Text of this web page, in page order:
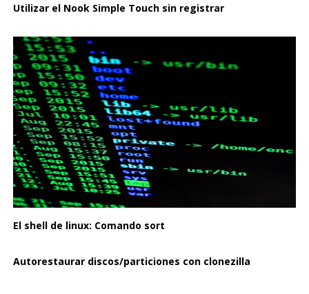
Utilizar el Nook Simple Touch sin registrar
El shell de linux: Comando sort
Autorestaurar discos/particiones con clonezilla